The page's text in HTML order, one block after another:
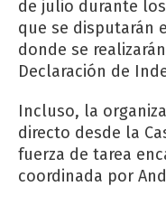
de julio durante
que se disputarán
donde se
Declaración de
Incluso, la
directo desde la
fuerza de tarea
coordinada por